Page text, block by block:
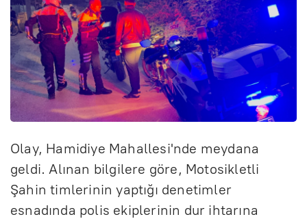
Olay, Hamidiye Mahallesi'nde meydana
geldi. Alınan bilgilere göre, Motosikletli
Şahin timlerinin yaptığı denetimler
esnadında polis ekiplerinin dur ihtarına